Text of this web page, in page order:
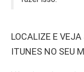
LOCALIZE E VEJA
ITUNES NO SEU